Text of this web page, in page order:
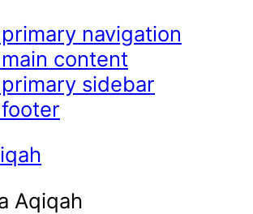
navigation
content
sidebar
Aqiqah